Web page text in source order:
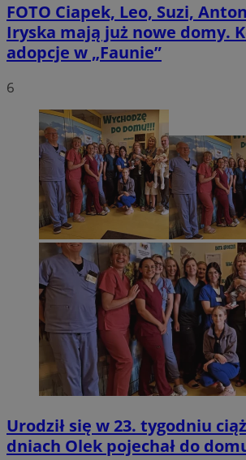
FOTO Ciapek, Leo, Suzi,
Iryska mają już nowe domy.
adopcje w „Faunie”
6
Urodził się w 23. tygodniu
dniach Olek pojechał do